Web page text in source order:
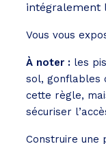
intégralement
Vous vous
À noter : les
sol, gonflables
cette règle,
sécuriser
Construire une